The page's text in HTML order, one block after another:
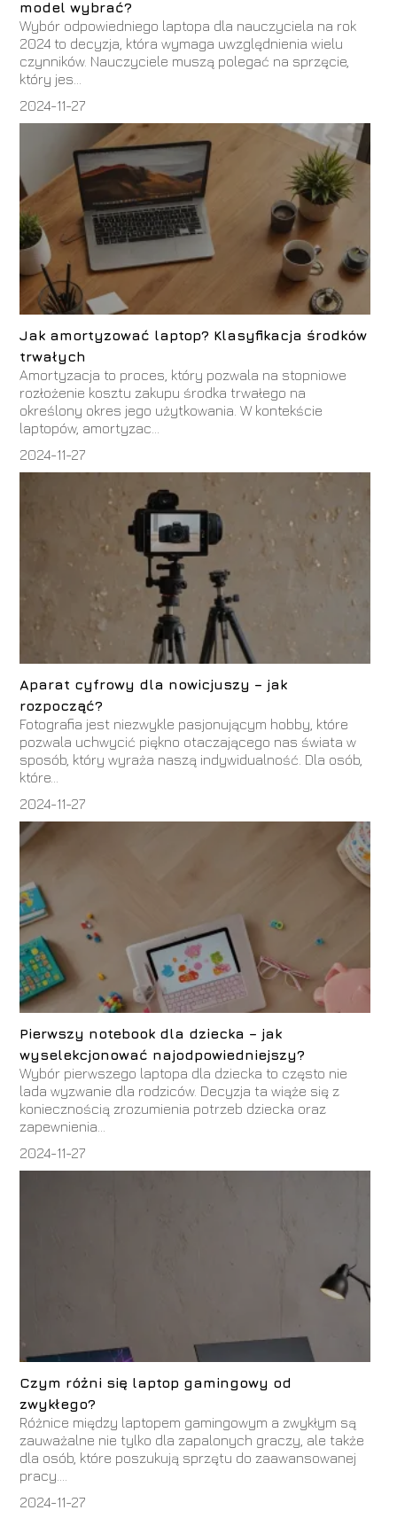
model wybrać?
Wybór odpowiedniego laptopa dla nauczyciela na rok
2024 to decyzja, która wymaga uwzględnienia wielu
czynników. Nauczyciele muszą polegać na sprzęcie,
który jes...
2024-11-27
Jak amortyzować laptop? Klasyfikacja środków
trwałych
Amortyzacja to proces, który pozwala na stopniowe
rozłożenie kosztu zakupu środka trwałego na
określony okres jego użytkowania. W kontekście
laptopów, amortyzac...
2024-11-27
Aparat cyfrowy dla nowicjuszy – jak
rozpocząć?
Fotografia jest niezwykle pasjonującym hobby, które
pozwala uchwycić piękno otaczającego nas świata w
sposób, który wyraża naszą indywidualność. Dla osób,
które...
2024-11-27
Pierwszy notebook dla dziecka – jak
wyselekcjonować najodpowiedniejszy?
Wybór pierwszego laptopa dla dziecka to często nie
lada wyzwanie dla rodziców. Decyzja ta wiąże się z
koniecznością zrozumienia potrzeb dziecka oraz
zapewnienia...
2024-11-27
Czym różni się laptop gamingowy od
zwykłego?
Różnice między laptopem gamingowym a zwykłym są
zauważalne nie tylko dla zapalonych graczy, ale także
dla osób, które poszukują sprzętu do zaawansowanej
pracy....
2024-11-27